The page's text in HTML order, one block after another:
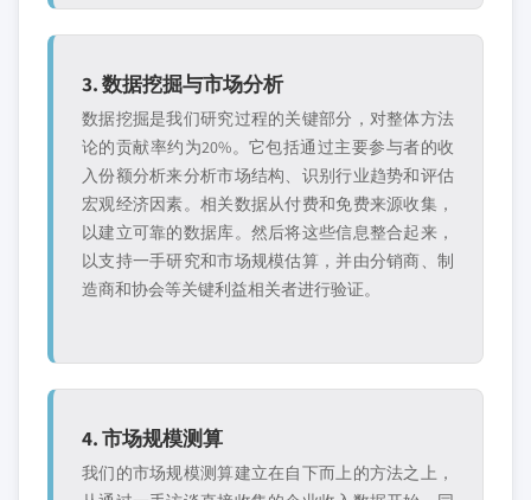
3. 数据挖掘与市场分析
数据挖掘是我们研究过程的关键部分，对整体方法
论的贡献率约为20%。它包括通过主要参与者的收
入份额分析来分析市场结构、识别行业趋势和评估
宏观经济因素。相关数据从付费和免费来源收集，
以建立可靠的数据库。然后将这些信息整合起来，
以支持一手研究和市场规模估算，并由分销商、制
造商和协会等关键利益相关者进行验证。
4. 市场规模测算
我们的市场规模测算建立在自下而上的方法之上，